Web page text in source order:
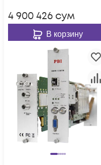
4 900 426 сум
В корзину